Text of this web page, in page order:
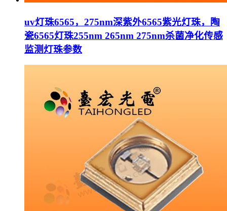
uv灯珠6565，275nm深紫外6565紫光灯珠，陶
瓷6565灯珠255nm 265nm 275nm杀菌净化传感
监测灯珠参数